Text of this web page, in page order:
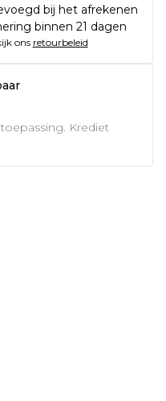
bij het afrekenen
binnen 21 dagen
ons retourbeleid
Krediet